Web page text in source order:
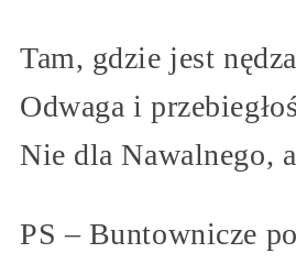
Tam, gdzie jest
Odwaga i
Nie dla Nawalnego,
PS – Buntownicze